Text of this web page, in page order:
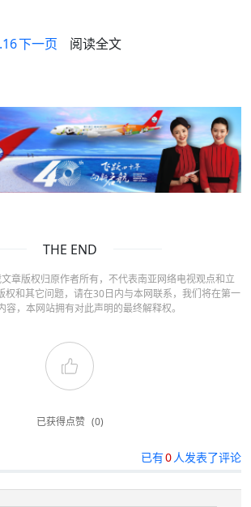
下一页 阅读全文
THE END
章版权归原作者所有，不代表南亚网络电视观点和立
权和其它问题，请在30日内与本网联系，我们将在第一
容，本网站拥有对此声明的最终解释权。
已获得点赞 (0)
已有0 人发表了评论